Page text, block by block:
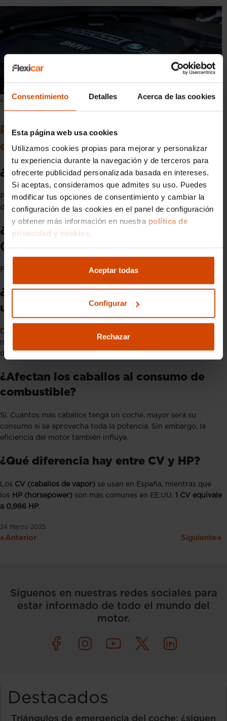
Consentimiento Detalles Acerca de las cookies
Esta página web usa cookies
Utilizamos cookies propias para mejorar y personalizar
tu experiencia durante la navegación y de terceros para
ofrecerte publicidad personalizada basada en intereses.
Si aceptas, consideramos que admites su uso. Puedes
modificar tus opciones de consentimiento y cambiar la
configuración de las cookies en el panel de configuración
y obtener más información en nuestra política de
privacidad y cookies.
Aceptar todas
Configurar
Rechazar
¿Qué son los caballos (CV) de un coche?
Preguntas frecuentes sobre
caballos de un coche
¿Cuántos caballos tiene mi coche?
Puedes consultar la ficha técnica de tu coche o buscar en la
documentación de la DGT.
¿Cómo se convierten los kilovatios
(kW) en caballos de vapor (CV)?
Para pasar de kW a CV, multiplica los kW por
¿Cuántos caballos son necesarios para
un coche potente?
Depende del tipo de coche y su uso. Para una conducción
normal, entre
deportivos, lo ideal es más de
¿Afectan los caballos al consumo de
combustible?
Sí. Cuantos más caballos tenga un coche, mayor será su
consumo si se aprovecha toda la potencia. Sin embargo, la
eficiencia del motor también influye.
¿Qué diferencia hay entre CV y HP?
Los CV (caballos de vapor) se usan en España, mientras que
los HP (horsepower) son más comunes en EE.UU. 1 CV equivale
a 0,986 HP.
24 Marzo 2025
Anterior Siguiente
Síguenos en nuestras redes sociales para
estar informado de todo el mundo del
motor.
Destacados